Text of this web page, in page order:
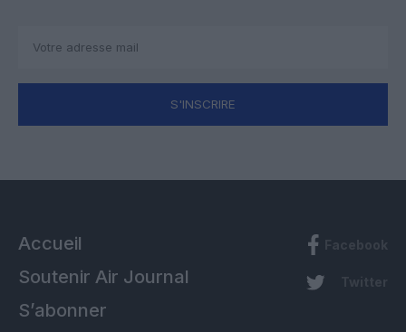
S'INSCRIRE
Accueil
Soutenir Air Journal
S’abonner